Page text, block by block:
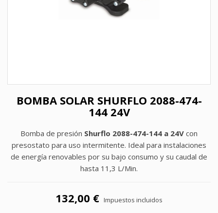
BOMBA SOLAR SHURFLO 2088-474-
144 24V
Bomba de presión Shurflo 2088-474-144 a 24V con
presostato para uso intermitente. Ideal para instalaciones
de energía renovables por su bajo consumo y su caudal de
hasta 11,3 L/Min.
132,00 € Impuestos incluidos